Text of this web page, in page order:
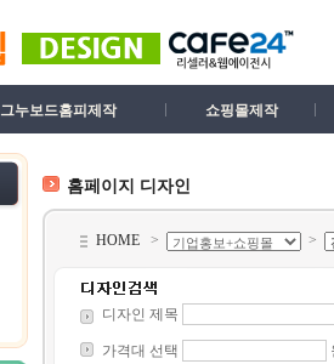
그누보드홈피제작 쇼핑몰제작
홈페이지 디자인
HOME > >
디자인 제목
가격대 선택